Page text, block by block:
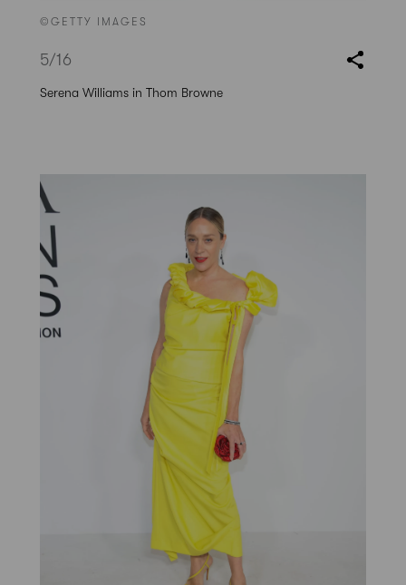
©GETTY IMAGES
5/16
Serena Williams in Thom Browne